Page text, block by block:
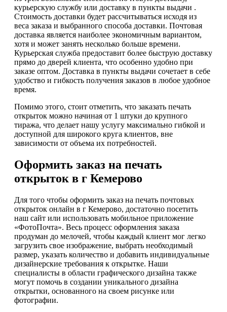
курьерскую службу или доставку в пункты выдачи .
Стоимость доставки будет рассчитываться исходя из
веса заказа и выбранного способа доставки. Почтовая
доставка является наиболее экономичным вариантом,
хотя и может занять несколько больше времени.
Курьерская служба предоставит более быструю доставку
прямо до дверей клиента, что особенно удобно при
заказе оптом. Доставка в пункты выдачи сочетает в себе
удобство и гибкость получения заказов в любое удобное
время.
Помимо этого, стоит отметить, что заказать печать
открыток можно начиная от 1 штуки до крупного
тиража, что делает нашу услугу максимально гибкой и
доступной для широкого круга клиентов, вне
зависимости от объема их потребностей.
Оформить заказ на печать
открыток в г Кемерово
Для того чтобы оформить заказ на печать почтовых
открыток онлайн в г Кемерово, достаточно посетить
наш сайт или использовать мобильное приложение
«ФотоПочта». Весь процесс оформления заказа
продуман до мелочей, чтобы каждый клиент мог легко
загрузить свое изображение, выбрать необходимый
размер, указать количество и добавить индивидуальные
дизайнерские требования к открытке. Наши
специалисты в области графического дизайна также
могут помочь в создании уникального дизайна
открытки, основанного на своем рисунке или
фотографии.